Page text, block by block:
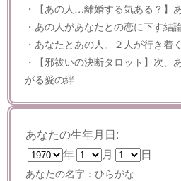
・【あの人…離婚する気ある？】
・あの人があなたとの恋に下す結
・あなたとあの人。２人が行き着
・【邪祓いの決断タロット】次、
がる愛の絆
あなたの生年月日:
年
月 日
あなたの名字：ひらがな